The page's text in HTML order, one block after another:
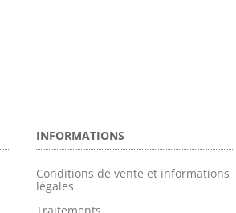
INFORMATIONS
Conditions de vente et informations
légales
Traitements